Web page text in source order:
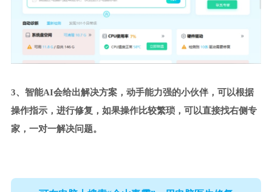
3、智能AI会给出解决方案，动手能力强的小伙伴，可以根据
操作指示，进行修复，如果操作比较繁琐，可以直接找右侧专
家，一对一解决问题。